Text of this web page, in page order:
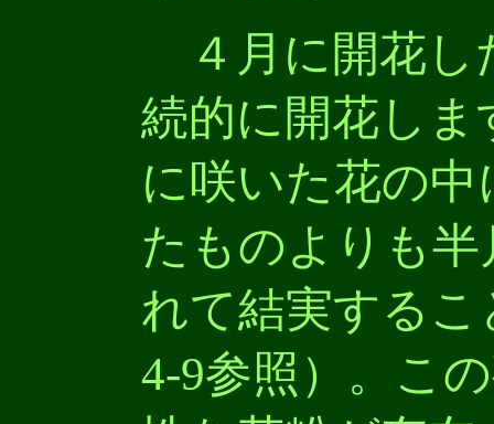
４月に開花し
続的に開花し
に咲いた花の
たものよりも
れて結実する
4-9参照）。こ